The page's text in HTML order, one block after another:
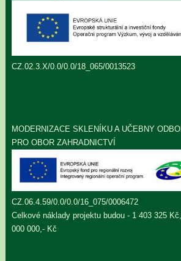
CZ.02.3.X/0.0/0.0/18_065/0013523
MODERNIZACE SKLENÍKU A UČEBNY
PRO OBOR ZAHRADNICTVÍ
CZ.06.4.59/0.0/0.0/16_075/0006472
Celkové náklady projektu budou - 1 403 325
000 000,- Kč